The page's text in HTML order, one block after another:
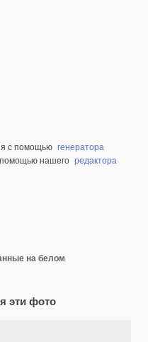
с помощью генератора
помощью нашего редактора
на белом
эти фото